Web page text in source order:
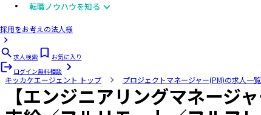
転職ノウハウを知る
採用をお考えの法人様
求人検索
お気に入り
ログイン無料相談
キッカケエージェント トップ プロジェクトマネージャー(PM)の求人一覧
【エンジニアリングマネージ